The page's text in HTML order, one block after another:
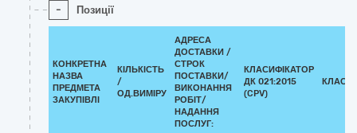
- Позиції
КОНКРЕТНА
НАЗВА
ПРЕДМЕТА
ЗАКУПІВЛІ
КІЛЬКІСТЬ
/
ОД.ВИМІРУ
АДРЕСА
ДОСТАВКИ /
СТРОК
ПОСТАВКИ/
ВИКОНАННЯ
РОБІТ/
НАДАННЯ
ПОСЛУГ:
КЛАСИФІКАТОР
ДК 021:2015
(CPV)